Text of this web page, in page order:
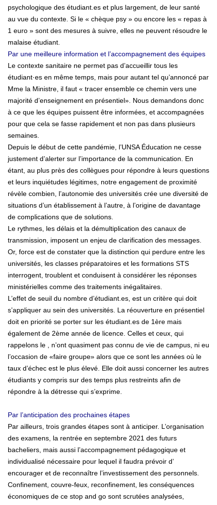
psychologique des étudiant.es et plus largement, de leur santé
au vue du contexte. Si le « chèque psy » ou encore les « repas à
1 euro » sont des mesures à suivre, elles ne peuvent résoudre le
malaise étudiant.
Par une meilleure information et l’accompagnement des équipes
Le contexte sanitaire ne permet pas d’accueillir tous les
étudiant·es en même temps, mais pour autant tel qu’annoncé par
Mme la Ministre, il faut « tracer ensemble ce chemin vers une
majorité d’enseignement en présentiel». Nous demandons donc
à ce que les équipes puissent être informées, et accompagnées
pour que cela se fasse rapidement et non pas dans plusieurs
semaines.
Depuis le début de cette pandémie, l’UNSA Éducation ne cesse
justement d’alerter sur l’importance de la communication. En
étant, au plus près des collègues pour répondre à leurs questions
et leurs inquiétudes légitimes, notre engagement de proximité
révèle combien, l’autonomie des universités crée une diversité de
situations d’un établissement à l’autre, à l’origine de davantage
de complications que de solutions.
Le rythmes, les délais et la démultiplication des canaux de
transmission, imposent un enjeu de clarification des messages.
Or, force est de constater que la distinction qui perdure entre les
universités, les classes préparatoires et les formations STS
interrogent, troublent et conduisent à considérer les réponses
ministérielles comme des traitements inégalitaires.
L’effet de seuil du nombre d’étudiant.es, est un critère qui doit
s’appliquer au sein des universités. La réouverture en présentiel
doit en priorité se porter sur les étudiant.es de 1ère mais
également de 2ème année de licence. Celles et ceux, qui
rappelons le , n’ont quasiment pas connu de vie de campus, ni eu
l’occasion de «faire groupe» alors que ce sont les années où le
taux d’échec est le plus élevé. Elle doit aussi concerner les autres
étudiants y compris sur des temps plus restreints afin de
répondre à la détresse qui s’exprime.
Par l’anticipation des prochaines étapes
Par ailleurs, trois grandes étapes sont à anticiper. L’organisation
des examens, la rentrée en septembre 2021 des futurs
bacheliers, mais aussi l’accompagnement pédagogique et
individualisé nécessaire pour lequel il faudra prévoir d’
encourager et de reconnaître l’investissement des personnels.
Confinement, couvre-feux, reconfinement, les conséquences
économiques de ce stop and go sont scrutées analysées,